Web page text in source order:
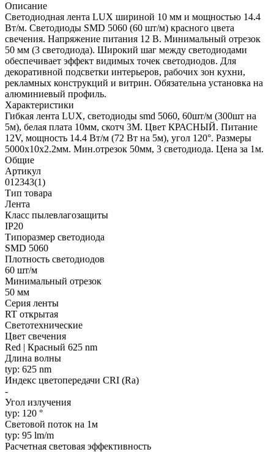
Описание
Светодиодная лента LUX шириной 10 мм и мощностью 14.4
Вт/м. Светодиоды SMD 5060 (60 шт/м) красного цвета
свечения. Напряжение питания 12 В. Минимальный отрезок
50 мм (3 светодиода). Широкий шаг между светодиодами
обеспечивает эффект видимых точек светодиодов. Для
декоративной подсветки интерьеров, рабочих зон кухни,
рекламных конструкций и витрин. Обязательна установка на
алюминиевый профиль.
Характеристики
Гибкая лента LUX, светодиоды smd 5060, 60шт/м (300шт на
5м), белая плата 10мм, скотч 3М. Цвет КРАСНЫЙ. Питание
12V, мощность 14.4 Вт/м (72 Вт на 5м), угол 120°. Размеры
5000х10x2.2мм. Мин.отрезок 50мм, 3 светодиода. Цена за 1м.
Общие
Артикул
012343(1)
Тип товара
Лента
Класс пылевлагозащиты
IP20
Типоразмер светодиода
SMD 5060
Плотность светодиодов
60 шт/м
Минимальный отрезок
50 мм
Серия ленты
RT открытая
Светотехнические
Цвет свечения
Red | Красный 625 nm
Длина волны
typ: 625 nm
Индекс цветопередачи CRI (Ra)
-
Угол излучения
typ: 120 °
Световой поток на 1м
typ: 95 lm/m
Расчетная световая эффективность